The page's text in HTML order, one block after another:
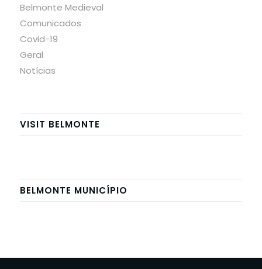
Belmonte Medieval
Comunicados
Covid-19
Geral
Notícias
VISIT BELMONTE
BELMONTE MUNICÍPIO